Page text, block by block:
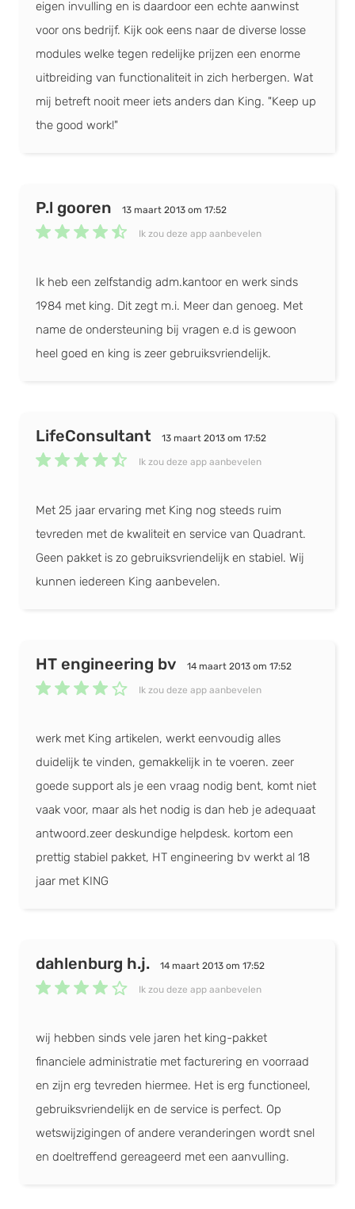
Webwinkel
Template design
Geheel eigen design
Responsive design
Product import uit bestand
Blog functie
One-page checkout
eigen invulling en is daardoor een echte aanwinst
voor ons bedrijf. Kijk ook eens naar de diverse losse
modules welke tegen redelijke prijzen een enorme
uitbreiding van functionaliteit in zich herbergen. Wat
mij betreft nooit meer iets anders dan King. "Keep up
the good work!"
P.l gooren 13 maart 2013 om 17:52
Ik zou deze app aanbevelen
Ik heb een zelfstandig adm.kantoor en werk sinds
1984 met king. Dit zegt m.i. Meer dan genoeg. Met
name de ondersteuning bij vragen e.d is gewoon
heel goed en king is zeer gebruiksvriendelijk.
LifeConsultant 13 maart 2013 om 17:52
Ik zou deze app aanbevelen
Met 25 jaar ervaring met King nog steeds ruim
tevreden met de kwaliteit en service van Quadrant.
Geen pakket is zo gebruiksvriendelijk en stabiel. Wij
kunnen iedereen King aanbevelen.
HT engineering bv 14 maart 2013 om 17:52
Ik zou deze app aanbevelen
werk met King artikelen, werkt eenvoudig alles
duidelijk te vinden, gemakkelijk in te voeren. zeer
goede support als je een vraag nodig bent, komt niet
vaak voor, maar als het nodig is dan heb je adequaat
antwoord.zeer deskundige helpdesk. kortom een
prettig stabiel pakket, HT engineering bv werkt al 18
jaar met KING
dahlenburg h.j. 14 maart 2013 om 17:52
Ik zou deze app aanbevelen
wij hebben sinds vele jaren het king-pakket
financiele administratie met facturering en voorraad
en zijn erg tevreden hiermee. Het is erg functioneel,
gebruiksvriendelijk en de service is perfect. Op
wetswijzigingen of andere veranderingen wordt snel
en doeltreffend gereageerd met een aanvulling.